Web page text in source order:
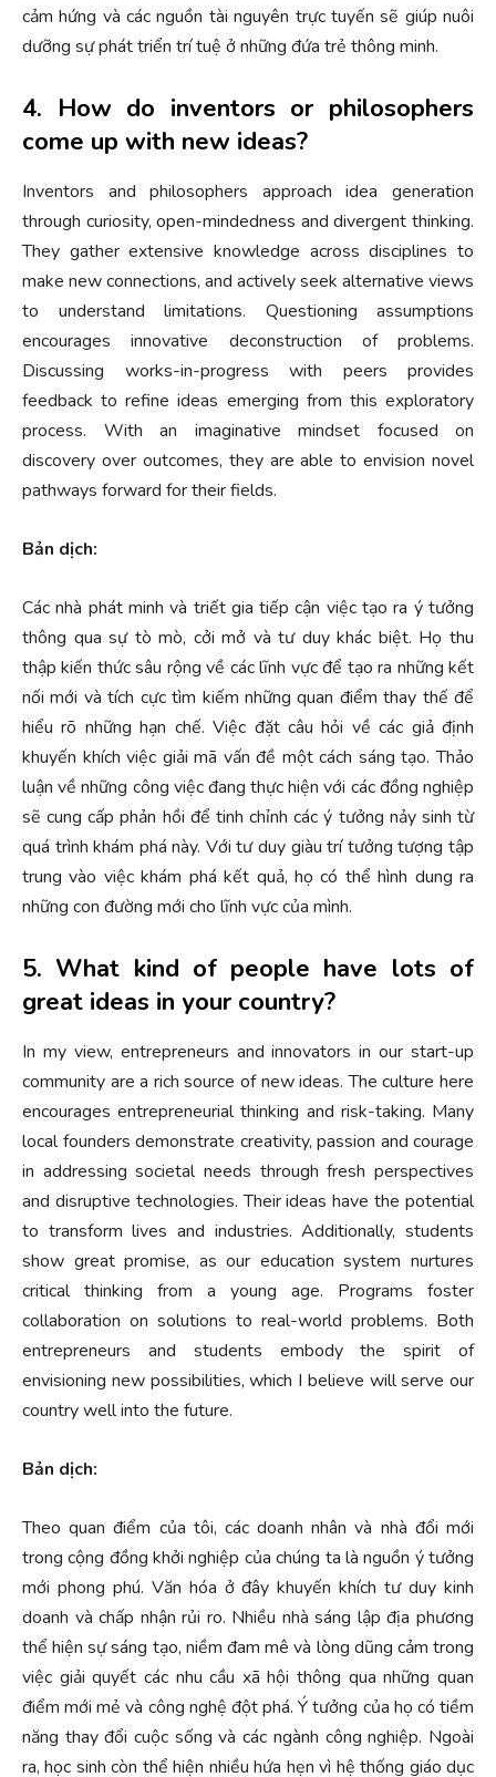
cảm hứng và các nguồn tài nguyên trực tuyến sẽ giúp nuôi
dưỡng sự phát triển trí tuệ ở những đứa trẻ thông minh.
4. How do inventors or philosophers
come up with new ideas?
Inventors and philosophers approach idea generation
through curiosity, open-mindedness and divergent thinking.
They gather extensive knowledge across disciplines to
make new connections, and actively seek alternative views
to understand limitations. Questioning assumptions
encourages innovative deconstruction of problems.
Discussing works-in-progress with peers provides
feedback to refine ideas emerging from this exploratory
process. With an imaginative mindset focused on
discovery over outcomes, they are able to envision novel
pathways forward for their fields.
Bản dịch:
Các nhà phát minh và triết gia tiếp cận việc tạo ra ý tưởng
thông qua sự tò mò, cởi mở và tư duy khác biệt. Họ thu
thập kiến ​​thức sâu rộng về các lĩnh vực để tạo ra những kết
nối mới và tích cực tìm kiếm những quan điểm thay thế để
hiểu rõ những hạn chế. Việc đặt câu hỏi về các giả định
khuyến khích việc giải mã vấn đề một cách sáng tạo. Thảo
luận về những công việc đang thực hiện với các đồng nghiệp
sẽ cung cấp phản hồi để tinh chỉnh các ý tưởng nảy sinh từ
quá trình khám phá này. Với tư duy giàu trí tưởng tượng tập
trung vào việc khám phá kết quả, họ có thể hình dung ra
những con đường mới cho lĩnh vực của mình.
5. What kind of people have lots of
great ideas in your country?
In my view, entrepreneurs and innovators in our start-up
community are a rich source of new ideas. The culture here
encourages entrepreneurial thinking and risk-taking. Many
local founders demonstrate creativity, passion and courage
in addressing societal needs through fresh perspectives
and disruptive technologies. Their ideas have the potential
to transform lives and industries. Additionally, students
show great promise, as our education system nurtures
critical thinking from a young age. Programs foster
collaboration on solutions to real-world problems. Both
entrepreneurs and students embody the spirit of
envisioning new possibilities, which I believe will serve our
country well into the future.
Bản dịch:
Theo quan điểm của tôi, các doanh nhân và nhà đổi mới
trong cộng đồng khởi nghiệp của chúng ta là nguồn ý tưởng
mới phong phú. Văn hóa ở đây khuyến khích tư duy kinh
doanh và chấp nhận rủi ro. Nhiều nhà sáng lập địa phương
thể hiện sự sáng tạo, niềm đam mê và lòng dũng cảm trong
việc giải quyết các nhu cầu xã hội thông qua những quan
điểm mới mẻ và công nghệ đột phá. Ý tưởng của họ có tiềm
năng thay đổi cuộc sống và các ngành công nghiệp. Ngoài
ra, học sinh còn thể hiện nhiều hứa hẹn vì hệ thống giáo dục